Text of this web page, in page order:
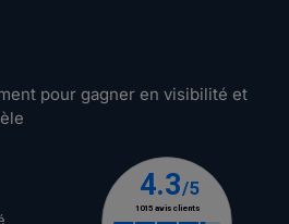
pour gagner en visibilité et